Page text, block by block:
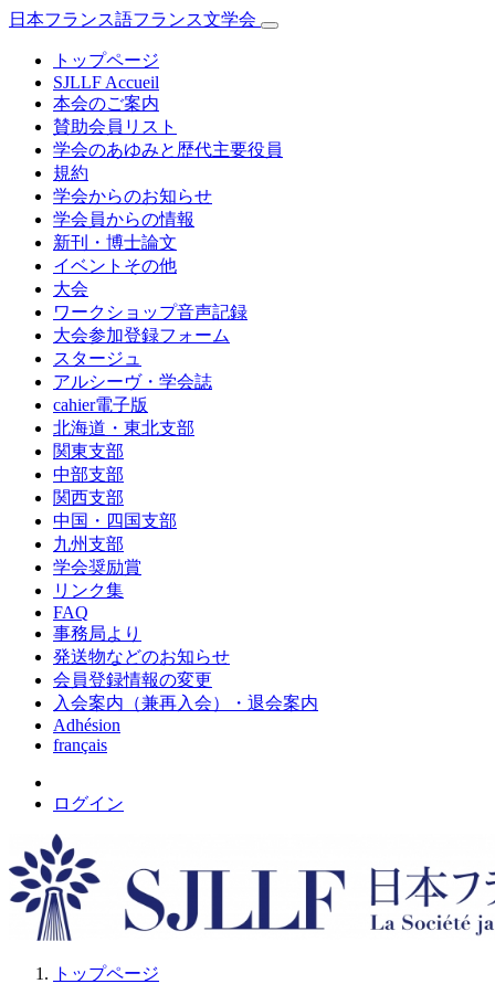
日本フランス語フランス文学会
トップページ
SJLLF Accueil
本会のご案内
賛助会員リスト
学会のあゆみと歴代主要役員
規約
学会からのお知らせ
学会員からの情報
新刊・博士論文
イベントその他
大会
ワークショップ音声記録
大会参加登録フォーム
スタージュ
アルシーヴ・学会誌
cahier電子版
北海道・東北支部
関東支部
中部支部
関西支部
中国・四国支部
九州支部
学会奨励賞
リンク集
FAQ
事務局より
発送物などのお知らせ
会員登録情報の変更
入会案内（兼再入会）・退会案内
Adhésion
français
ログイン
トップページ